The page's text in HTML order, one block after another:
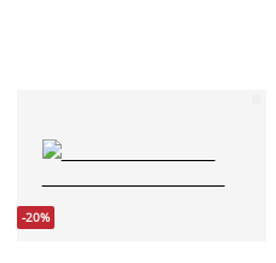
-20%